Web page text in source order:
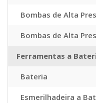
Bombas de Alta
Bombas de Alta
Ferramentas a
Bateria
Esmerilhadeira a